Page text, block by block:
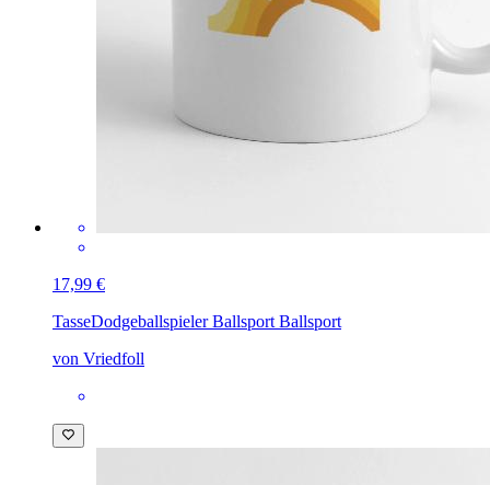
17,99 €
TasseDodgeballspieler Ballsport Ballsport
von Vriedfoll